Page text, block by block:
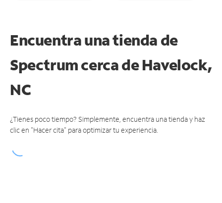
Encuentra una tienda de
Spectrumcerca de Havelock,
NC
¿Tienes poco tiempo? Simplemente, encuentra una tienda y haz
clic en "Hacer cita" para optimizar tu experiencia.